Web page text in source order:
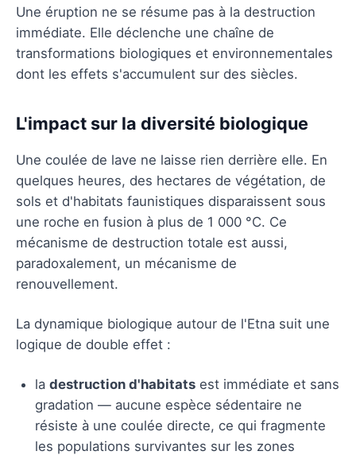
Une éruption ne se résume pas à la destruction
immédiate. Elle déclenche une chaîne de
transformations biologiques et environnementales
dont les effets s'accumulent sur des siècles.
L'impact sur la diversité biologique
Une coulée de lave ne laisse rien derrière elle. En
quelques heures, des hectares de végétation, de
sols et d'habitats faunistiques disparaissent sous
une roche en fusion à plus de 1 000 °C. Ce
mécanisme de destruction totale est aussi,
paradoxalement, un mécanisme de
renouvellement.
La dynamique biologique autour de l'Etna suit une
logique de double effet :
la destruction d'habitats est immédiate et sans
gradation — aucune espèce sédentaire ne
résiste à une coulée directe, ce qui fragmente
les populations survivantes sur les zones